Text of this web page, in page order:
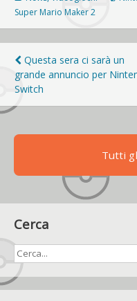
Super Mario Maker 2
Navigazione
articoli
Questa sera ci sarà un
grande annuncio per
Switch
Tutti
Cerca